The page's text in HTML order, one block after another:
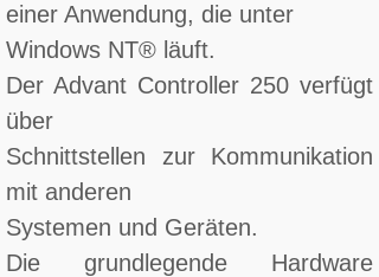
einer Anwendung, die unter
Windows NT® läuft.
Der Advant Controller 250 verfügt
über
Schnittstellen zur Kommunikation
mit anderen
Systemen und Geräten.
Die grundlegende Hardware